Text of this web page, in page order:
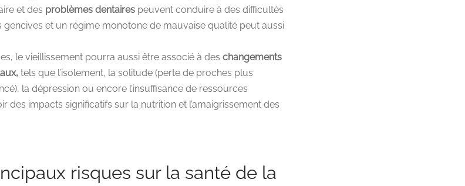
et des problèmes dentaires peuvent conduire à des difficultés
gencives et un régime monotone de mauvaise qualité peut aussi
le vieillissement pourra aussi être associé à des changements
tels que l’isolement, la solitude (perte de proches plus
la dépression ou encore l’insuffisance de ressources
des impacts significatifs sur la nutrition et l’amaigrissement des
risques sur la santé de la